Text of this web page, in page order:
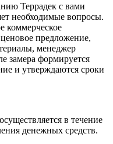
Террадек с вами
необходимые вопросы.
коммерческое
предложение,
менеджер
замера формируется
и утверждаются сроки
в течение
денежных средств.